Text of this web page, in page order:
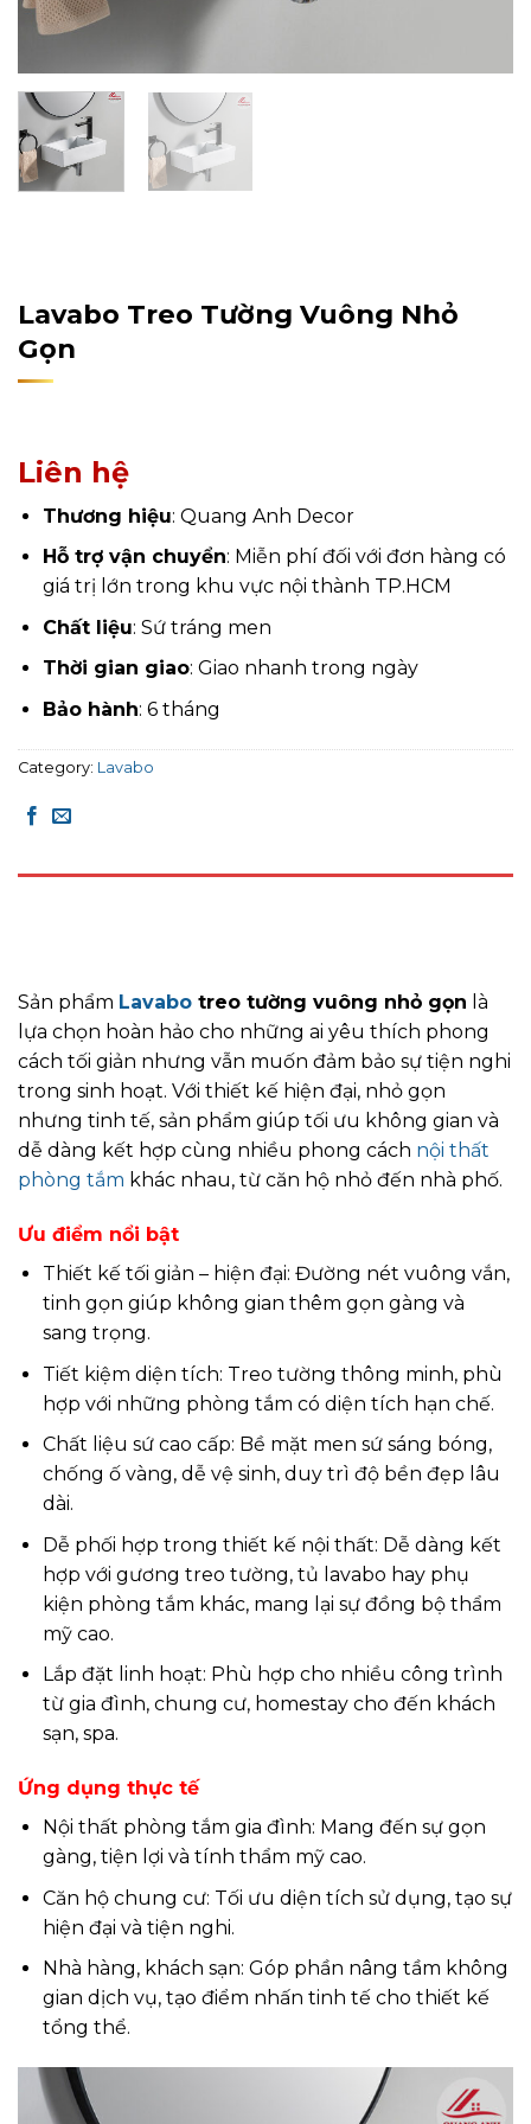
Lavabo Treo Tường Vuông Nhỏ
Gọn
Liên hệ
Thương hiệu: Quang Anh Decor
Hỗ trợ vận chuyển: Miễn phí đối với đơn hàng có
giá trị lớn trong khu vực nội thành TP.HCM
Chất liệu: Sứ tráng men
Thời gian giao: Giao nhanh trong ngày
Bảo hành: 6 tháng
Category: Lavabo
Sản phẩm Lavabo treo tường vuông nhỏ gọn là
lựa chọn hoàn hảo cho những ai yêu thích phong
cách tối giản nhưng vẫn muốn đảm bảo sự tiện nghi
trong sinh hoạt. Với thiết kế hiện đại, nhỏ gọn
nhưng tinh tế, sản phẩm giúp tối ưu không gian và
dễ dàng kết hợp cùng nhiều phong cách nội thất
phòng tắm khác nhau, từ căn hộ nhỏ đến nhà phố.
Ưu điểm nổi bật
Thiết kế tối giản – hiện đại: Đường nét vuông vắn,
tinh gọn giúp không gian thêm gọn gàng và
sang trọng.
Tiết kiệm diện tích: Treo tường thông minh, phù
hợp với những phòng tắm có diện tích hạn chế.
Chất liệu sứ cao cấp: Bề mặt men sứ sáng bóng,
chống ố vàng, dễ vệ sinh, duy trì độ bền đẹp lâu
dài.
Dễ phối hợp trong thiết kế nội thất: Dễ dàng kết
hợp với gương treo tường, tủ lavabo hay phụ
kiện phòng tắm khác, mang lại sự đồng bộ thẩm
mỹ cao.
Lắp đặt linh hoạt: Phù hợp cho nhiều công trình
từ gia đình, chung cư, homestay cho đến khách
sạn, spa.
Ứng dụng thực tế
Nội thất phòng tắm gia đình: Mang đến sự gọn
gàng, tiện lợi và tính thẩm mỹ cao.
Căn hộ chung cư: Tối ưu diện tích sử dụng, tạo sự
hiện đại và tiện nghi.
Nhà hàng, khách sạn: Góp phần nâng tầm không
gian dịch vụ, tạo điểm nhấn tinh tế cho thiết kế
tổng thể.